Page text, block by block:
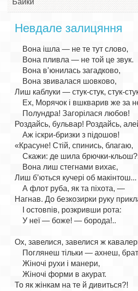
Байки
Невдале залицяння
    Вона ішла — не те тут слово,
    Вона пливла — не той це звук.
    Вона в’юнилась загадково,
    Вона звивалася шовково,
Лиш каблуки — стук-стук, стук-
Ех, Морячок і вшкварив же за
    Полундра! Загорілася любов!
Роздайсь, бульвар! Роздайсь,
    Аж іскри-бризки з підошов!
«Красуне! Стій, спинись, благаю,
Скажи: де шила брючки-
    Вона лиш стегнами вихає,
Лиш б’ються кучері об макінтош...
    А флот руба, як та піхота, —
Нагнав. До безкозирки руку
    І остовпів, розкривши рота:
    У неї — боже! — борода!..
Ох, завелися, завелися ж
Поглянеш тільки — ахнеш,
    Жіночі рухи і манери,
    Жіночі форми в акурат.
То як жінкам на те й дивиться?!